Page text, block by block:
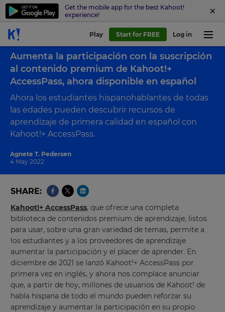
Get the mobile app for the best Kahoot!
experience!
Play Start for FREE Log in
Agnete T. Pedersen
4 May 2022
Aumenta la participación con la suscripción
al contenido premium de Kahoot!+
AccessPass, ahora disponible en español
Ahora los estudiantes hispanohablantes de todas
las edades pueden descubrir recursos de
aprendizaje de primera calidad en español con
Kahoot!+ AccessPass.
SHARE
Kahoot!+ AccessPass, que ofrece una completa
biblioteca de contenidos premium de aprendizaje, listos
para usar, sobre una gran variedad de temas, permite a
los estudiantes y a los proveedores de aprendizaje
aumentar la participación y el placer de aprender. En
diciembre de 2021 se lanzó Kahoot!+ AccessPass por
primera vez en inglés, y ahora nos complace anunciar
que, a partir de hoy, millones de usuarios de Kahoot! de
habla hispana de todo el mundo pueden reforzar su
aprendizaje y aumentar la participación en su propio